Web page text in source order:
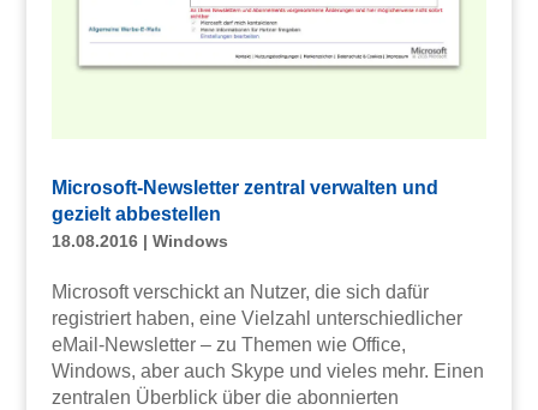
Microsoft-Newsletter zentral verwalten und
gezielt abbestellen
18.08.2016| Windows
Microsoft verschickt an Nutzer, die sich dafür
registriert haben, eine Vielzahl unterschiedlicher
eMail-Newsletter – zu Themen wie Office,
Windows, aber auch Skype und vieles mehr. Einen
zentralen Überblick über die abonnierten